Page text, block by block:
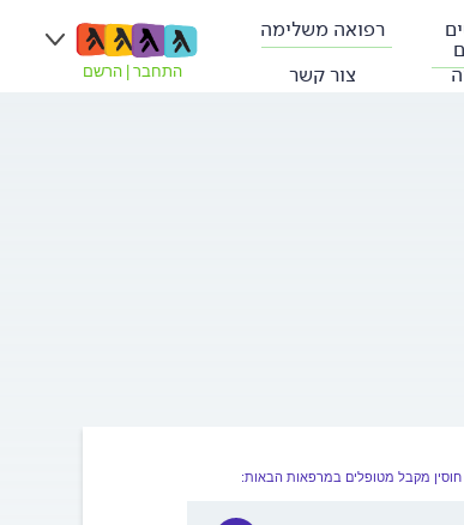
רפואה משלימה
צור קשר התחבר הרשם
מקבל מטופלים במרפאות הבאות: